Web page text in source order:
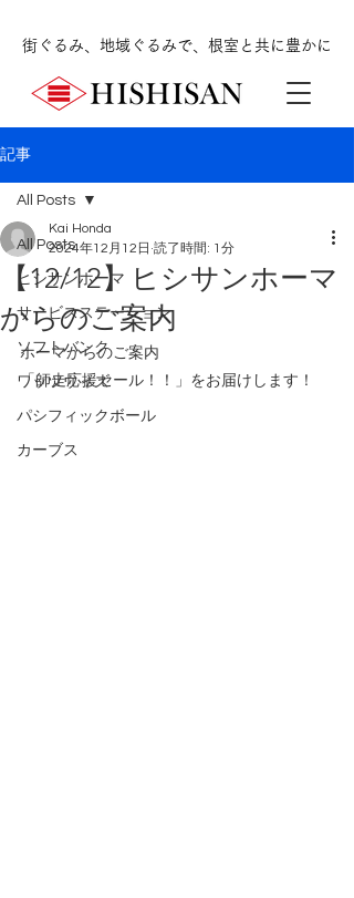
街ぐるみ、地域ぐるみで、根室と共に豊かに
記事
All Posts
ヒシサンホーマ
サービスステーション
ソフトバンク
ワッツウィズ
パシフィックボール
カーブス
All Posts
【12/12】ヒシサンホーマ
からのご案内
Kai Honda
2024年12月12日 読了時間: 1分
ホーマからのご案内
「師走応援セール！！
」をお届けします！